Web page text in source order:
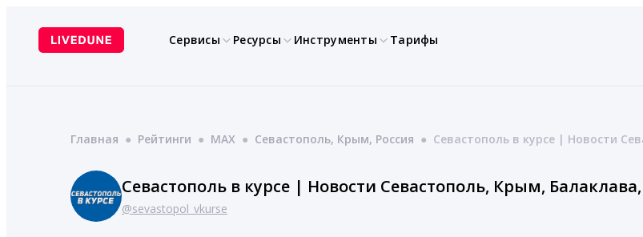
содержимому
Сервисы Ресурсы Инструменты Тарифы
Главная ● Рейтинги ● MAX ● Севастополь, Крым, Россия ● Севастополь в курсе | Новости
Севастополь в курсе | Новости Севастополь, Крым,
@sevastopol_vkurse